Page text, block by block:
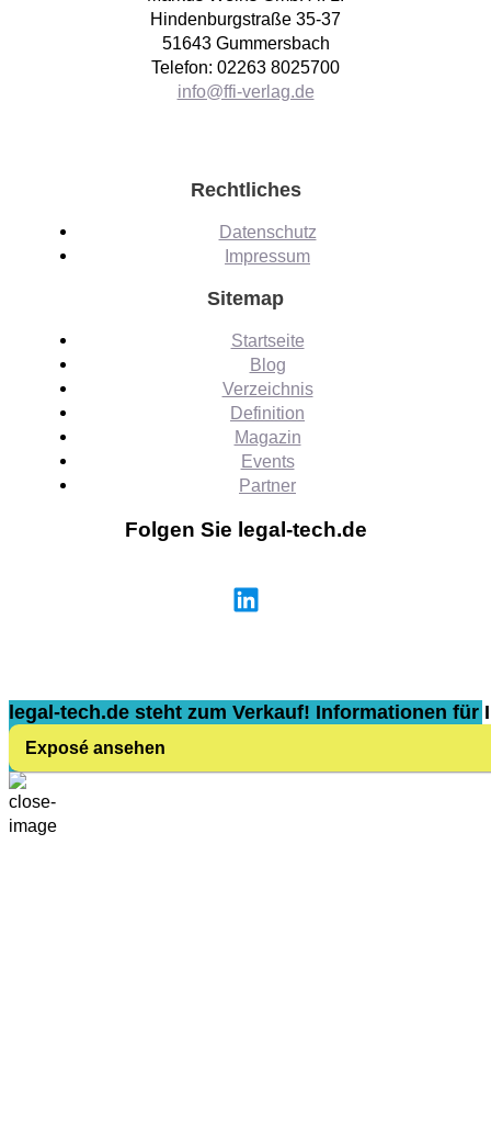
Hindenburgstraße 35-37
51643 Gummersbach
Telefon: 02263 8025700
info@ffi-verlag.de
Rechtliches
Datenschutz
Impressum
Sitemap
Startseite
Blog
Verzeichnis
Definition
Magazin
Events
Partner
Folgen Sie legal-tech.de
legal-tech.de steht zum Verkauf! Informationen für
Exposé ansehen